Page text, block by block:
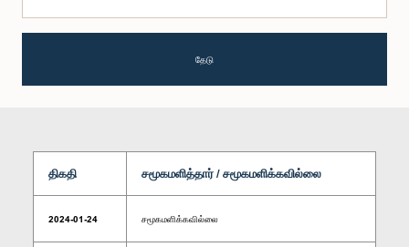
தேடு
திகதி சமூகமளித்தார் / சமூகமளிக்கவில்லை
2024-01-24 சமூகமளிக்கவில்லை